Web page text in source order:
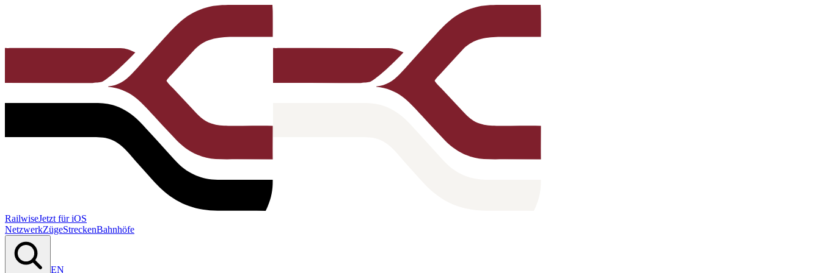
RailwiseJetzt für iOS
NetzwerkZügeStreckenBahnhöfe
EN